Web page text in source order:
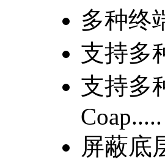
多种终
支持多
支持多
Coap.....
屏蔽底